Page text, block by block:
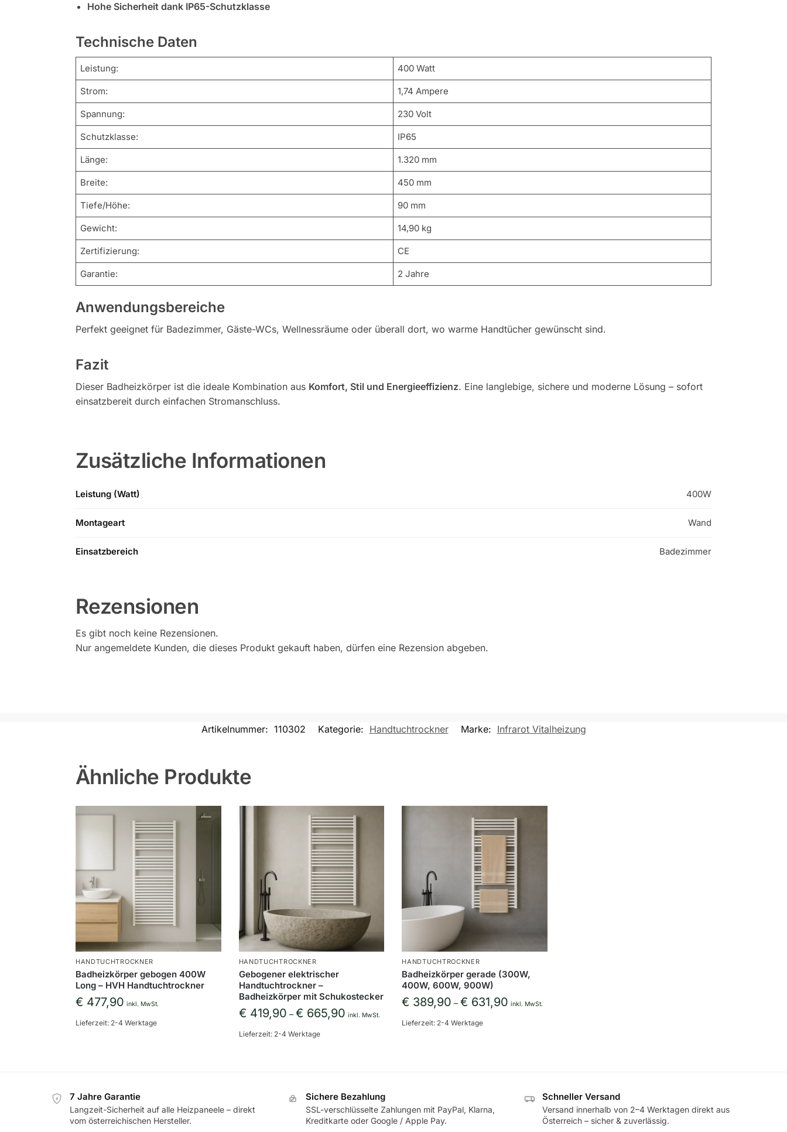
Hohe Sicherheit dank IP65-Schutzklasse
Technische Daten
Leistung: 400 Watt
Strom: 1,74 Ampere
Spannung: 230 Volt
Schutzklasse: IP65
Länge: 1.320 mm
Breite: 450 mm
Tiefe/Höhe: 90 mm
Gewicht: 14,90 kg
Zertifizierung: CE
Garantie: 2 Jahre
Anwendungsbereiche
Perfekt geeignet für Badezimmer, Gäste-WCs, Wellnessräume oder überall dort, wo warme Handtücher gewünscht sind.
Fazit
Dieser Badheizkörper ist die ideale Kombination aus Komfort, Stil und Energieeffizienz. Eine langlebige, sichere und moderne Lösung – sofort
einsatzbereit durch einfachen Stromanschluss.
Zusätzliche Informationen
Leistung (Watt) 400W
Montageart Wand
Einsatzbereich Badezimmer
Rezensionen
Es gibt noch keine Rezensionen.
Nur angemeldete Kunden, die dieses Produkt gekauft haben, dürfen eine Rezension abgeben.
Artikelnummer: 110302 Kategorie: Handtuchtrockner Marke: Infrarot Vitalheizung
Ähnliche Produkte
HANDTUCHTROCKNER
Badheizkörper gebogen 400W
Long – HVH Handtuchtrockner
€ 477,90 inkl. MwSt.
Lieferzeit: 2-4 Werktage
HANDTUCHTROCKNER
Gebogener elektrischer
Handtuchtrockner –
Badheizkörper mit Schukostecker
€ 419,90 – € 665,90 inkl. MwSt.
Lieferzeit: 2-4 Werktage
HANDTUCHTROCKNER
Badheizkörper gerade (300W,
400W, 600W, 900W)
€ 389,90 –€ 631,90 inkl. MwSt.
Lieferzeit: 2-4 Werktage
7 Jahre Garantie
Langzeit-Sicherheit auf alle Heizpaneele – direkt
vom österreichischen Hersteller.
7 Sichere Bezahlung
SSL-verschlüsselte Zahlungen mit PayPal, Klarna,
Kreditkarte oder Google / Apple Pay.
Schneller Versand
Versand innerhalb von 2–4 Werktagen direkt aus
Österreich – sicher & zuverlässig.